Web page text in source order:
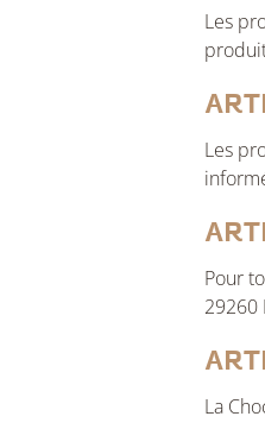
Les
Les
Pour
29260
La